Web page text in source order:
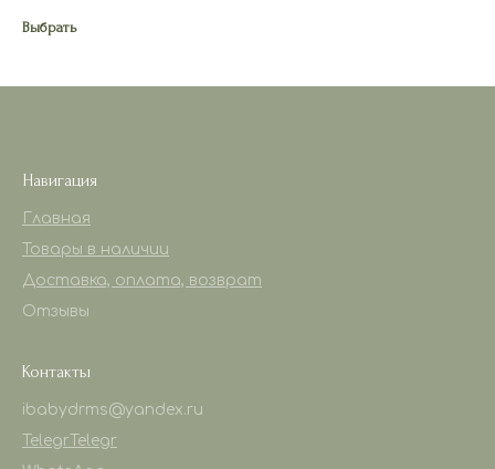
Выбрать
Навигация
Главная
Товары в наличии
Доставка, оплата, возврат
Отзывы
Контакты
ibabydrms@yandex.ru
Telegr Telegr